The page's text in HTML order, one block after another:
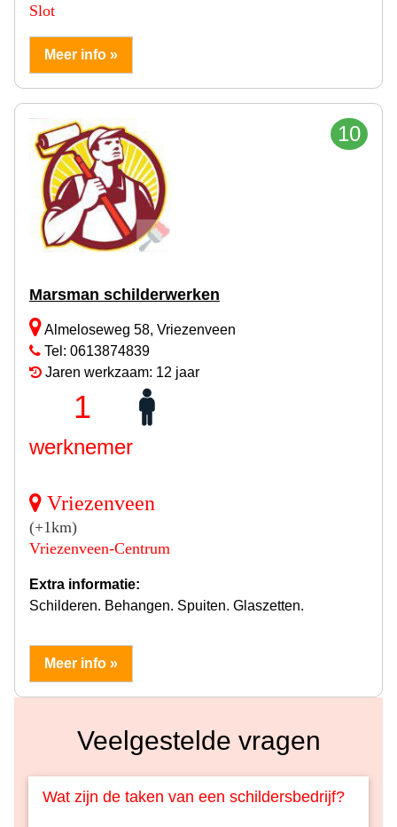
Slot
Meer info »
10
Marsman schilderwerken
Almeloseweg 58, Vriezenveen
Tel: 0613874839
Jaren werkzaam: 12 jaar
1
werknemer
Vriezenveen
(+1km)
Vriezenveen-Centrum
Extra informatie:
Schilderen. Behangen. Spuiten. Glaszetten.
Meer info »
Veelgestelde vragen
Wat zijn de taken van een schildersbedrijf?